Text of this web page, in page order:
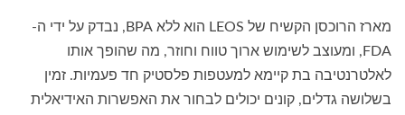
מארז הרוכסן הקשיח של LEOS הוא ללא BPA, נבדק על ידי ה-
FDA, ומעוצב לשימוש ארוך טווח וחוזר, מה שהופך אותו
לאלטרנטיבה בת קיימא למעטפות פלסטיק חד פעמיות. זמין
בשלושה גדלים, קונים יכולים לבחור את האפשרות האידיאלית